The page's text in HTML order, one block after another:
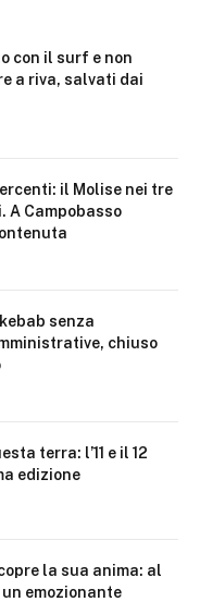
con il surf e non
a riva, salvati dai
il Molise nei tre
A Campobasso
senza
chiuso
terra: l’11 e il 12
edizione
la sua anima: al
emozionante